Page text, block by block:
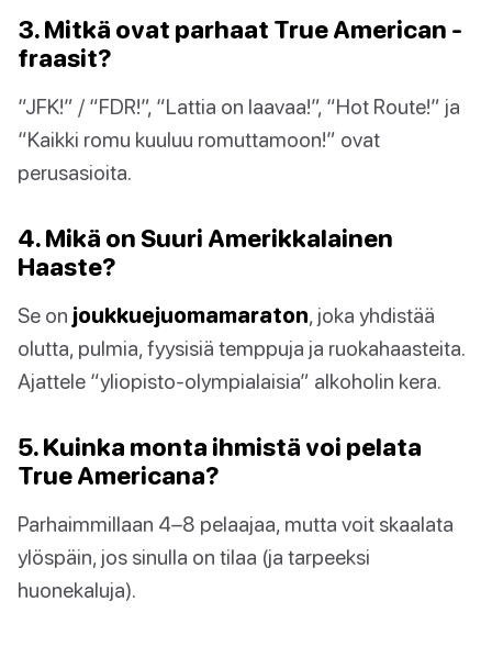
3. Mitkä ovat parhaat True American -
fraasit?
“JFK!” / “FDR!”, “Lattia on laavaa!”, “Hot Route!” ja
“Kaikki romu kuuluu romuttamoon!” ovat
perusasioita.
4. Mikä on Suuri Amerikkalainen
Haaste?
Se on joukkuejuomamaraton, joka yhdistää
olutta, pulmia, fyysisiä temppuja ja ruokahaasteita.
Ajattele “yliopisto-olympialaisia” alkoholin kera.
5. Kuinka monta ihmistä voi pelata
True Americana?
Parhaimmillaan 4–8 pelaajaa, mutta voit skaalata
ylöspäin, jos sinulla on tilaa (ja tarpeeksi
huonekaluja).